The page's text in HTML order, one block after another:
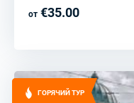
от €35.00
ГОРЯЧИЙ ТУР